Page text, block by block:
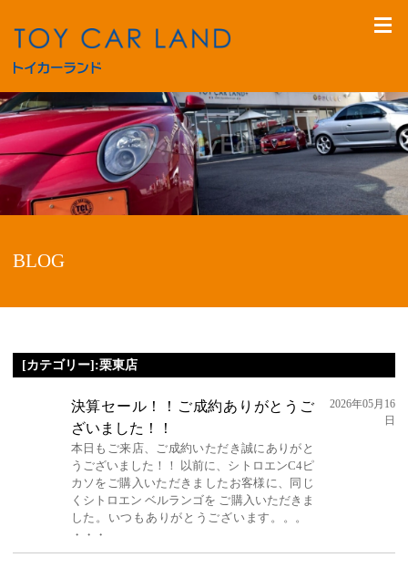
BLOG
[カテゴリー]:栗東店
決算セール！！ご成約ありがとうご
ざいました！！
本日もご来店、ご成約いただき誠にありがと
うございました！！ 以前に、シトロエンC4ピ
カソをご購入いただきましたお客様に、同じ
くシトロエン ベルランゴを ご購入いただきま
した。いつもありがとうございます。。。
・・・
2026年05月16
日